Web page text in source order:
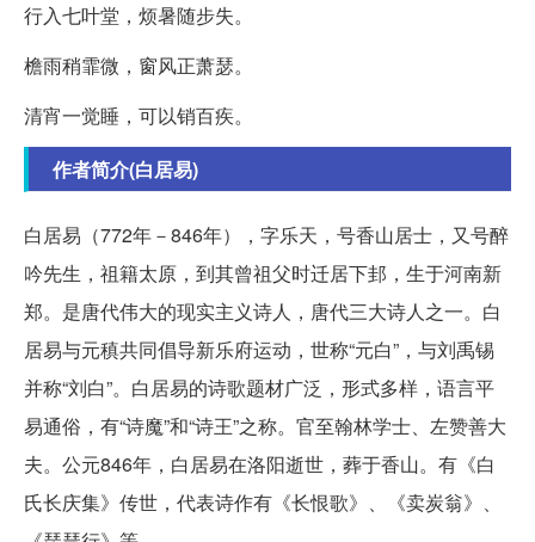
行入七叶堂，烦暑随步失。
檐雨稍霏微，窗风正萧瑟。
清宵一觉睡，可以销百疾。
作者简介(白居易)
白居易（772年－846年），字乐天，号香山居士，又号醉
吟先生，祖籍太原，到其曾祖父时迁居下邽，生于河南新
郑。是唐代伟大的现实主义诗人，唐代三大诗人之一。白
居易与元稹共同倡导新乐府运动，世称“元白”，与刘禹锡
并称“刘白”。白居易的诗歌题材广泛，形式多样，语言平
易通俗，有“诗魔”和“诗王”之称。官至翰林学士、左赞善大
夫。公元846年，白居易在洛阳逝世，葬于香山。有《白
氏长庆集》传世，代表诗作有《长恨歌》、《卖炭翁》、